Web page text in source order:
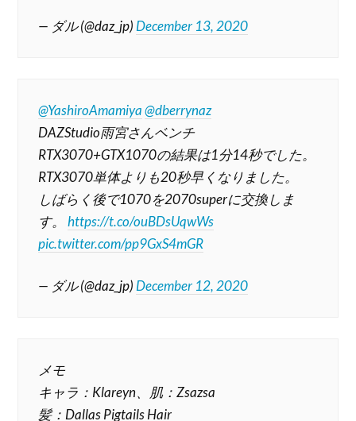
— ダル (@daz_jp)December 13, 2020
@YashiroAmamiya @dberrynaz
DAZStudio雨宮さんベンチ
RTX3070+GTX1070の結果は1分14秒でした。
RTX3070単体よりも20秒早くなりました。
しばらく後で1070を2070superに交換しま
す。https://t.co/ouBDsUqwWs
pic.twitter.com/pp9GxS4mGR
— ダル (@daz_jp)December 12, 2020
メモ
キャラ：Klareyn、肌：Zsazsa
髪：Dallas Pigtails Hair